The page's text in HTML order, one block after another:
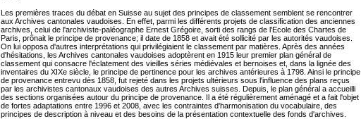
Les premières traces du débat en Suisse au sujet des principes de classement semblent se rencontrer
aux Archives cantonales vaudoises. En effet, parmi les différents projets de classification des anciennes
archives, celui de l'archiviste-paléographe Ernest Grégoire, sorti des rangs de l'Ecole des Chartes de
Paris, prônait le principe de provenance; il date de 1858 et avait été sollicité par les autorités vaudoises.
On lui opposa d'autres interprétations qui privilégiaient le classement par matières. Après des années
d'hésitations, les Archives cantonales vaudoises adoptèrent en 1915 leur premier plan général de
classement qui consacre l'éclatement des vieilles séries médiévales et bernoises et, dans la lignée des
inventaires du XIXe siècle, le principe de pertinence pour les archives antérieures à 1798. Ainsi le principe
de provenance entrevu dès 1858, fut rejeté dans les projets ultérieurs sous l'influence des plans reçus
par les archivistes cantonaux vaudoises des autres Archives suisses. Depuis, le plan général a accueilli
des sections organisées autour du principe de provenance. Il a été régulièrement aménagé et a fait l'objet
de fortes adaptations entre 1996 et 2008, avec les contraintes d'harmonisation du vocabulaire, des
principes de description à niveau et des besoins de la présentation contextuelle des fonds d'archives.